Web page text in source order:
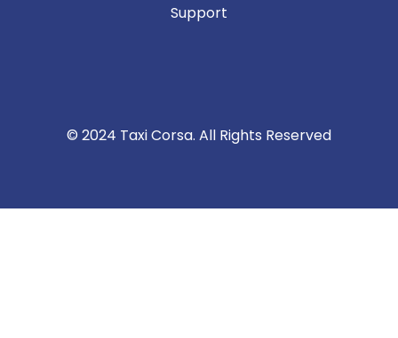
Support
© 2024 Taxi Corsa. All Rights Reserved